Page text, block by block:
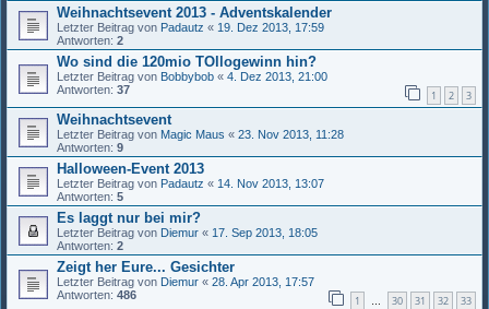
Weihnachtsevent 2013 - Adventskalender
Letzter Beitrag von Padautz « 19. Dez 2013, 17:59
Antworten: 2
Wo sind die 120mio TOllogewinn hin?
Letzter Beitrag von Bobbybob « 4. Dez 2013, 21:00
Antworten: 37 1 2 3
Weihnachtsevent
Letzter Beitrag von Magic Maus « 23. Nov 2013, 11:28
Antworten: 9
Halloween-Event 2013
Letzter Beitrag von Padautz « 14. Nov 2013, 13:07
Antworten: 5
Es laggt nur bei mir?
Letzter Beitrag von Diemur « 17. Sep 2013, 18:05
Antworten: 2
Zeigt her Eure... Gesichter
Letzter Beitrag von Diemur « 28. Apr 2013, 17:57
Antworten: 486 1 … 30 31 32 33